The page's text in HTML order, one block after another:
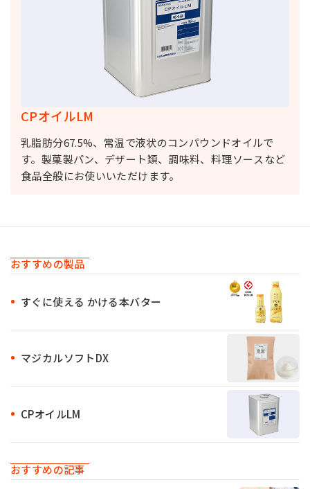
CPオイルLM
乳脂肪分67.5%、常温で液状のコンパウンドオイルで
す。製菓製パン、デザート類、調味料、料理ソースなど
食品全般にお使いいただけます。
おすすめの製品
すぐに使える かける本バター
マジカルソフトDX
CPオイルLM
おすすめの記事